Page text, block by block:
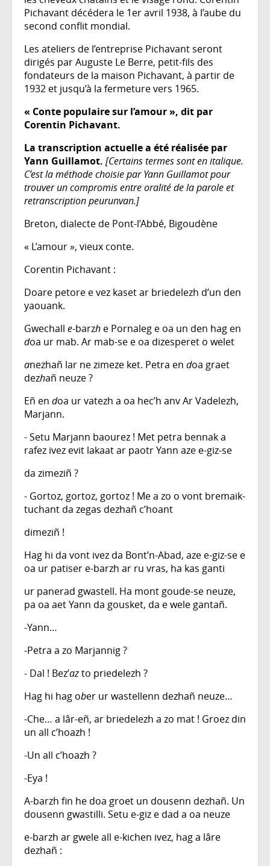
Pichavant décédera le 1er avril 1938, à l’aube du
second conflit mondial.
Les ateliers de l’entreprise Pichavant seront
dirigés par Auguste Le Berre, petit-fils des
fondateurs de la maison Pichavant, à partir de
1932 et jusqu’à la fermeture vers 1965.
« Conte populaire sur l’amour », dit par
Corentin Pichavant.
La transcription actuelle a été réalisée par
Yann Guillamot. [Certains termes sont en italique.
C’est la méthode choisie par Yann Guillamot pour
trouver un compromis entre oralité de la parole et
retranscription peurunvan.]
Breton, dialecte de Pont-l’Abbé, Bigoudène
« L’amour », vieux conte.
Corentin Pichavant :
Doare petore e vez kaset ar briedelezh d’un den
yaouank.
Gwechall e-barzh e Pornaleg e oa un den hag en
doa ur mab. Ar mab-se e oa dizesperet o welet
anezhañ lar ne zimeze ket. Petra en doa graet
dezhañ neuze ?
Eñ en doa ur vatezh a oa hec’h anv Ar Vadelezh,
Marjann.
- Setu Marjann baourez ! Met petra bennak a
rafez ivez evit lakaat ar paotr Yann aze e-giz-se
da zimeziñ ?
- Gortoz, gortoz, gortoz ! Me a zo o vont bremaik-
tuchant da zegas dezhañ c’hoant
dimeziñ !
Hag hi da vont ivez da Bont’n-Abad, aze e-giz-se e
oa ur patiser e-barzh ar ru vras, ha kas ganti
ur panerad gwastell. Ha mont goude-se neuze,
pa oa aet Yann da gousket, da e wele gantañ.
-Yann…
-Petra a zo Marjannig ?
- Dal ! Bez’azto priedelezh ?
Hag hi hag ober ur wastellenn dezhañ neuze…
-Che… a lâr-eñ, ar briedelezh a zo mat ! Groez din
un all c’hoazh !
-Un all c’hoazh ?
-Eya !
A-barzh fin he doa groet un dousenn dezhañ. Un
dousenn gwastilli. Setu e-giz e dad a oa neuze
e-barzh ar gwele all e-kichen ivez, hag a lâre
dezhañ :